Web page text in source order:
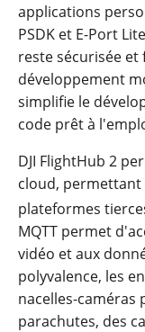
applications
PSDK et E-Port
reste sécurisée et
développement
simplifie le
code prêt à
DJI FlightHub 2
cloud, permettant
plateformes
MQTT permet
vidéo et aux
polyvalence, les
nacelles-caméras
parachutes, des